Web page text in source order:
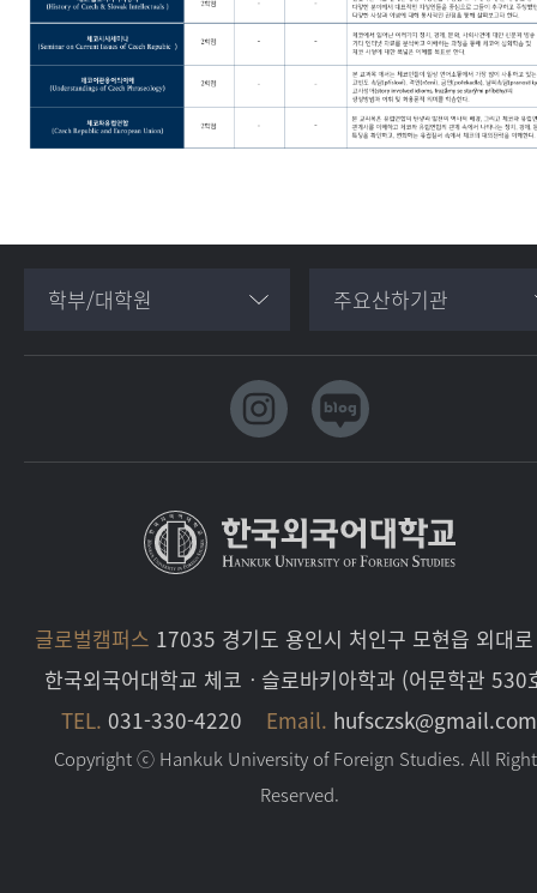
학부/대학원 주요산하기관
글로벌캠퍼스 17035 경기도 용인시 처인구 모현읍 외대
한국외국어대학교 체코ㆍ슬로바키아학과 (어문학관 530
TEL. 031-330-4220 Email. hufsczsk@gmail.com
Copyright ⓒ Hankuk University of Foreign Studies. All
Reserved.